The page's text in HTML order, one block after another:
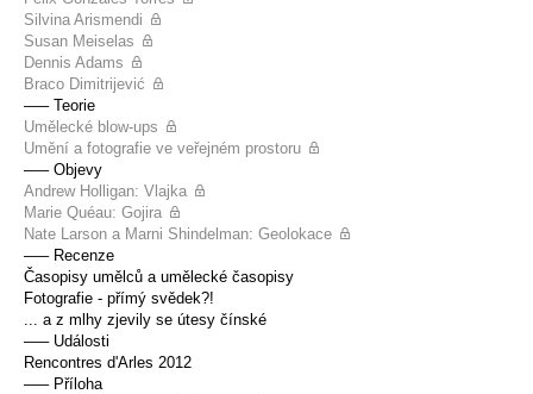
Silvina Arismendi
Susan Meiselas
Dennis Adams
Braco Dimitrijević
––– Teorie
Umělecké blow-ups
Umění a fotografie ve veřejném prostoru
––– Objevy
Andrew Holligan: Vlajka
Marie Quéau: Gojira
Nate Larson a Marni Shindelman: Geolokace
––– Recenze
Časopisy umělců a umělecké časopisy
Fotografie - přímý svědek?!
... a z mlhy zjevily se útesy čínské
––– Události
Rencontres d'Arles 2012
––– Příloha